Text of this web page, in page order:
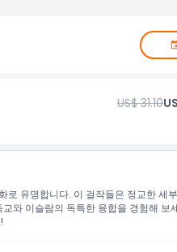
서 가장 주목할 만한 역사적 장소
US$ 31.10
로 유명합니다. 이 걸작들은 정교한 세
와 이슬람의 독특한 융합을 경험해 보